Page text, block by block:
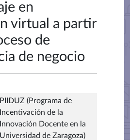
en
virtual a partir
de
de negocio
PIIDUZ (Programa de
Incentivación de la
Innovación Docente en la
Universidad de Zaragoza)